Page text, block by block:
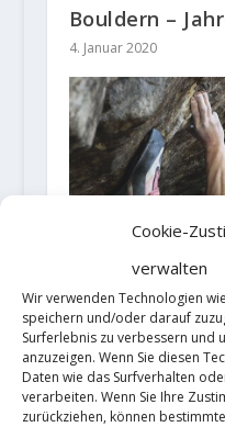
Cookie-
verwalten
Wir verwenden Technologien
speichern und/oder darauf
Surferlebnis zu verbessern und
anzuzeigen. Wenn Sie diesen
Daten wie das Surfverhalten
verarbeiten. Wenn Sie Ihre
zurückziehen, können
Bouldern –
4. Januar 2020
Daisuke
„Gekirin“ (逆鱗
16. März 2018